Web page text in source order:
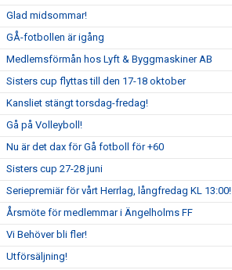
Glad midsommar!
GÅ-fotbollen är igång
Medlemsförmån hos Lyft & Byggmaskiner AB
Sisters cup flyttas till den 17-18 oktober
Kansliet stängt torsdag-fredag!
Gå på Volleyboll!
Nu är det dax för Gå fotboll för +60
Sisters cup 27-28 juni
Seriepremiär för vårt Herrlag, långfredag KL 13:00!
Årsmöte för medlemmar i Ängelholms FF
Vi Behöver bli fler!
Utförsäljning!